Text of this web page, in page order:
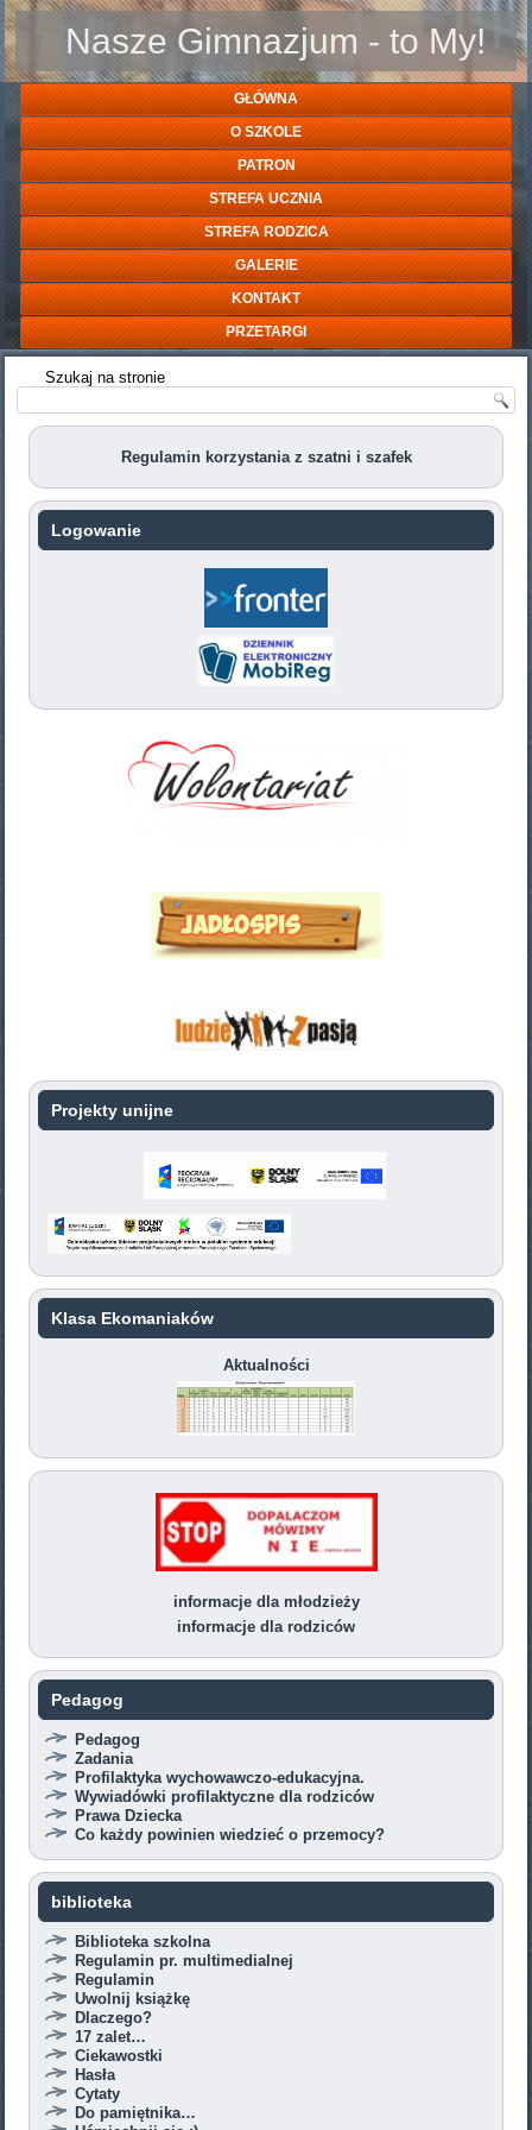
Nasze Gimnazjum - to My!
GŁÓWNA
O SZKOLE
PATRON
STREFA UCZNIA
STREFA RODZICA
GALERIE
KONTAKT
PRZETARGI
Szukaj na stronie
Regulamin korzystania z szatni i szafek
Logowanie
Projekty unijne
Klasa Ekomaniaków
Aktualności
informacje dla młodzieży
informacje dla rodziców
Pedagog
Pedagog
Zadania
Profilaktyka wychowawczo-edukacyjna.
Wywiadówki profilaktyczne dla rodziców
Prawa Dziecka
Co każdy powinien wiedzieć o przemocy?
biblioteka
Biblioteka szkolna
Regulamin pr. multimedialnej
Regulamin
Uwolnij książkę
Dlaczego?
17 zalet…
Ciekawostki
Hasła
Cytaty
Do pamiętnika…